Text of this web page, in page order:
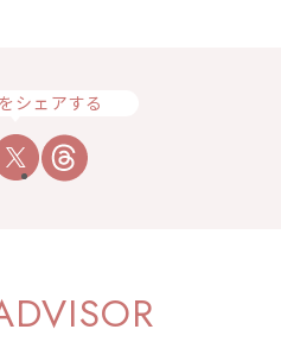
シェアする